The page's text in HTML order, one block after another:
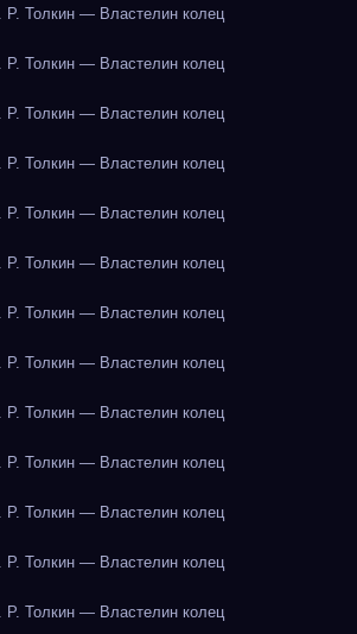
Р. Толкин — Властелин колец
Р. Толкин — Властелин колец
Р. Толкин — Властелин колец
Р. Толкин — Властелин колец
Р. Толкин — Властелин колец
Р. Толкин — Властелин колец
Р. Толкин — Властелин колец
Р. Толкин — Властелин колец
Р. Толкин — Властелин колец
Р. Толкин — Властелин колец
Р. Толкин — Властелин колец
Р. Толкин — Властелин колец
Р. Толкин — Властелин колец